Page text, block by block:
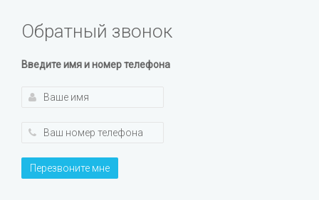
Обратный звонок
Введите имя и номер телефона
Перезвоните мне